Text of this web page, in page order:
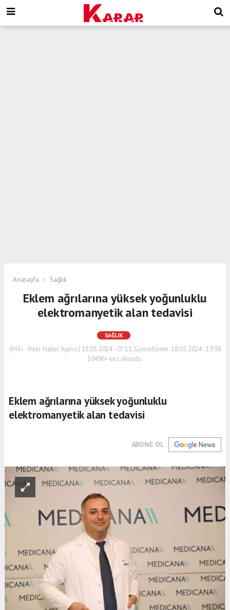
Anasayfa Sağlık
Eklem ağrılarına yüksek yoğunluklu
elektromanyetik alan tedavisi
SAĞLIK
(İHA) - İhlas Haber Ajansı | 18.05.2024 - 07:11, Güncelleme: 18.05.2024 - 19:38
10496+ kez okundu.
Eklem ağrılarına yüksek yoğunluklu
elektromanyetik alan tedavisi
ABONE OL